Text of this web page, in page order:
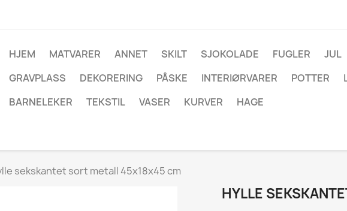
HJEM MATVARER ANNET SKILT SJOKOLADE FUGLER JUL
GRAVPLASS
DEKORERING PÅSKE INTERIØRVARER POTTER
BARNELEKER
TEKSTIL VASER KURVER HAGE
sekskantet sort metall 45x18x45 cm
HYLLE